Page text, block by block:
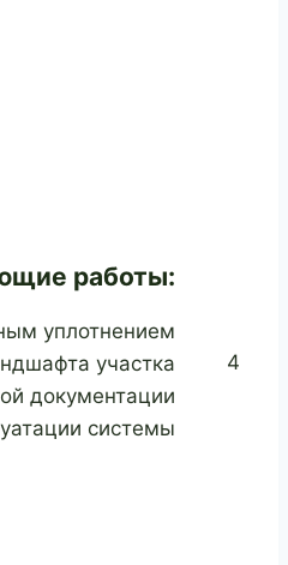
4
работы:
уплотнением
участка
документации
системы